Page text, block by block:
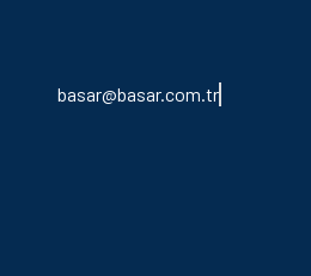
basar@basar.com.tr